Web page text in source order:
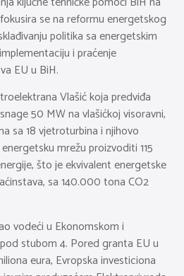
se na reformu energetskog
politika sa energetskim
i praćenje
EU u BiH.
Vlašić koja predviđa
50 MW na vlašićkoj visoravni,
sa 18 vjetroturbina i njihovo
mrežu proizvoditi 115
što je ekvivalent energetske
sa 140.000 tona CO2
vodeći u Ekonomskom i
stubom 4. Pored granta EU u
eura, Evropska investiciona